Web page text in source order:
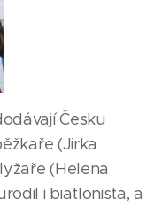
Česku
(Jirka
(Helena
i biatlonista, a